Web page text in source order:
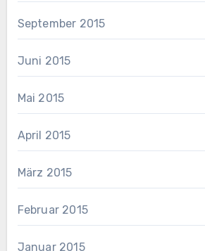
September 2015
Juni 2015
Mai 2015
April 2015
März 2015
Februar 2015
Januar 2015